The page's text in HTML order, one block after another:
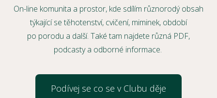
On-line komunita a prostor, kde sdílím různorodý obsah
týkající se těhotenství, cvičení, miminek, období
po porodu a další. Také tam najdete různá PDF,
podcasty a odborné informace.
Podívej se co se v Clubu děje